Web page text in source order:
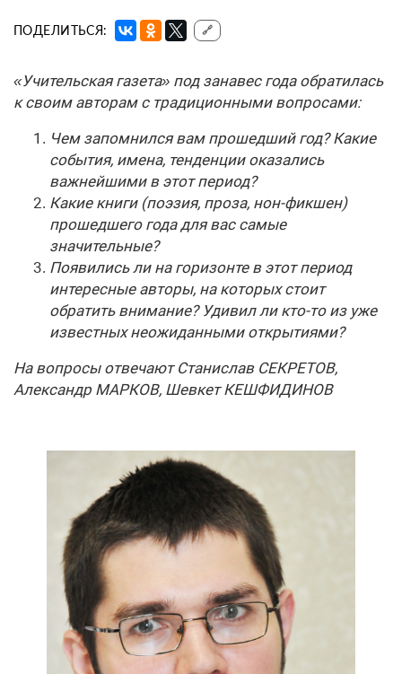
ПОДЕЛИТЬСЯ: 🔗
«Учительская газета» под занавес года обратилась
к своим авторам с традиционными вопросами:
Чем запомнился вам прошедший год? Какие
события, имена, тенденции оказались
важнейшими в этот период?
Какие книги (поэзия, проза, нон-фикшен)
прошедшего года для вас самые
значительные?
Появились ли на горизонте в этот период
интересные авторы, на которых стоит
обратить внимание? Удивил ли кто-то из уже
известных неожиданными открытиями?
На вопросы отвечают Станислав СЕКРЕТОВ,
Александр МАРКОВ, Шевкет КЕШФИДИНОВ